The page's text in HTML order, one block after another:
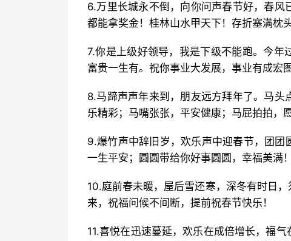
6.万里长城永不倒，向你问声春节好，春风
都能拿奖金！桂林山水甲天下！存折塞满枕
7.你是上级好领导，我是下级不能跑。今
富贵一生有。祝你事业大发展，事业有成宏
8.马蹄声声年来到，朋友远方拜年了。马
乐精彩；马嘴张张，平安健康；马屁拍拍，
9.爆竹声中辞旧岁，欢乐声中迎春节，团团
一生平安；圆圆带给你好事圆圆，幸福美满
10.庭前春未暖，屋后雪还寒，深冬有时日
来，祝福问候不间断，提前祝春节快乐！
11.喜悦在迅速蔓延，欢乐在成倍增长，福